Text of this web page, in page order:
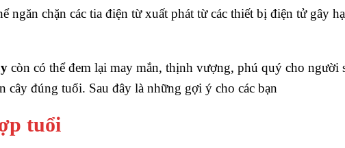
ngăn chặn các tia điện từ xuất phát từ các thiết bị điện tử gây
còn có thể đem lại may mắn, thịnh vượng, phú quý cho người
cây đúng tuổi. Sau đây là những gợi ý cho các bạn
tuổi